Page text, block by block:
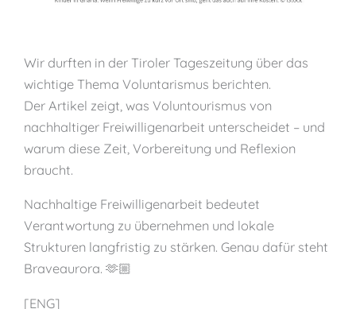
Wir durften in der Tiroler Tageszeitung über das
wichtige Thema Voluntarismus berichten.
Der Artikel zeigt, was Voluntourismus von
nachhaltiger Freiwilligenarbeit unterscheidet – und
warum diese Zeit, Vorbereitung und Reflexion
braucht.
Nachhaltige Freiwilligenarbeit bedeutet
Verantwortung zu übernehmen und lokale
Strukturen langfristig zu stärken. Genau dafür steht
Braveaurora. 🫶🏼
[ENG]